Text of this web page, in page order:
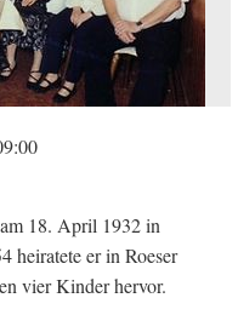
18. April 1932 in
heiratete er in Roeser
vier Kinder hervor.